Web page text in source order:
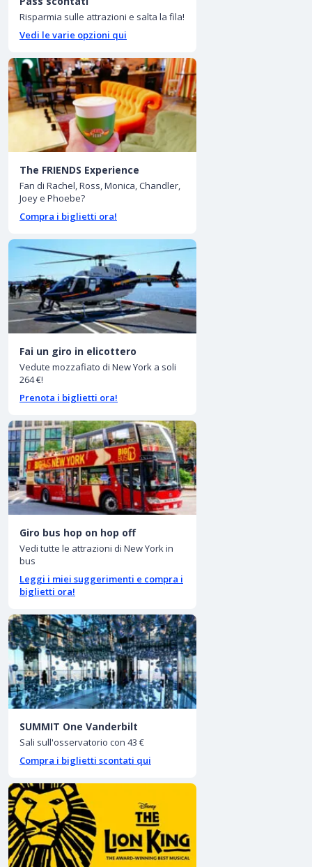
Risparmia sulle attrazioni e salta la fila!
Vedi le varie opzioni qui
The FRIENDS Experience
Fan di Rachel, Ross, Monica, Chandler,
Joey e Phoebe?
Compra i biglietti ora!
Fai un giro in elicottero
Vedute mozzafiato di New York a soli
264 €!
Prenota i biglietti ora!
Giro bus hop on hop off
Vedi tutte le attrazioni di New York in
bus
Leggi i miei suggerimenti e compra i
biglietti ora!
SUMMIT One Vanderbilt
Sali sull'osservatorio con 43 €
Compra i biglietti scontati qui